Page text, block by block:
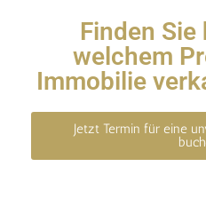
Finden Sie
welchem
Immobilie
Jetzt Termin für eine